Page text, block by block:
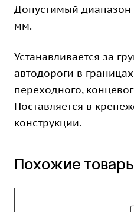
Допустимый
мм.
Устанавливается за
автодороги в
переходного,
Поставляется в
конструкции.
Похожие